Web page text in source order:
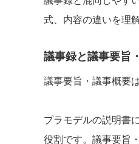
式、内容の違いを理
議事録と議事要旨
議事要旨・議事概要
プラモデルの説明書
役割です。議事要旨